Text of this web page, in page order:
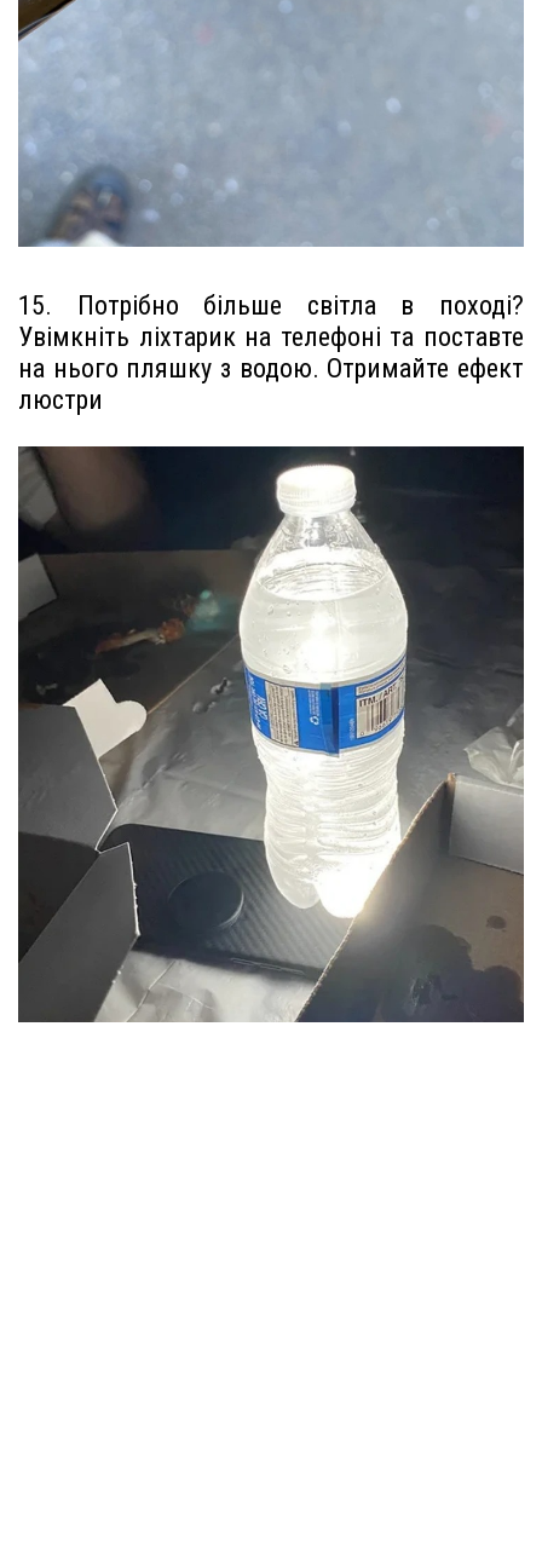
15. Потрібно більше світла в поході?
Увімкніть ліхтарик на телефоні та поставте
на нього пляшку з водою. Отримайте ефект
люстри